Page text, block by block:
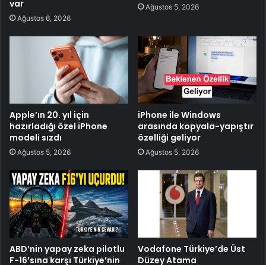
var
Ağustos 6, 2026
Ağustos 5, 2026
Apple’ın 20. yıl için
hazırladığı özel iPhone
modeli sızdı
Ağustos 5, 2026
iPhone ile Windows
arasında kopyala-yapıştır
özelliği geliyor
Ağustos 5, 2026
ABD’nin yapay zeka pilotlu
F-16’sına karşı Türkiye’nin
Vodafone Türkiye’de Üst
Düzey Atama